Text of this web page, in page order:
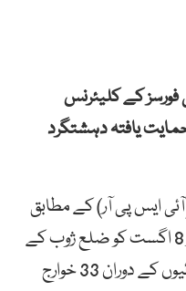
فورسز کے کلیئرنس
مزید 14 بھارتی حمایت یافتہ دہشتگرد
ایس پی آر) کے مطابق
سکیورٹی فورسز کی جانب سے 7 اور 8 اگست کو ضلع ژوب کے
علاقے سمبازہ میں کامیاب کارروائیوں کے دوران 33 خوارج